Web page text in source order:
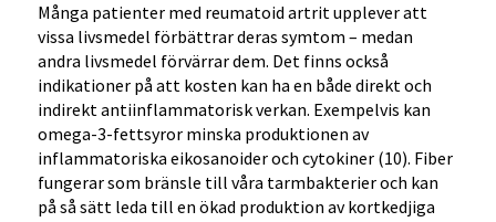
Många patienter med reumatoid artrit upplever att
vissa livsmedel förbättrar deras symtom – medan
andra livsmedel förvärrar dem. Det finns också
indikationer på att kosten kan ha en både direkt och
indirekt antiinflammatorisk verkan. Exempelvis kan
omega-3-fettsyror minska produktionen av
inflammatoriska eikosanoider och cytokiner (10). Fiber
fungerar som bränsle till våra tarmbakterier och kan
på så sätt leda till en ökad produktion av kortkedjiga